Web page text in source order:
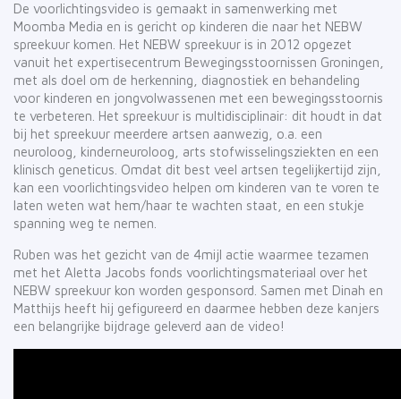
De voorlichtingsvideo is gemaakt in samenwerking met
Moomba Media en is gericht op kinderen die naar het NEBW
spreekuur komen. Het NEBW spreekuur is in 2012 opgezet
vanuit het expertisecentrum Bewegingsstoornissen Groningen,
met als doel om de herkenning, diagnostiek en behandeling
voor kinderen en jongvolwassenen met een bewegingsstoornis
te verbeteren. Het spreekuur is multidisciplinair: dit houdt in dat
bij het spreekuur meerdere artsen aanwezig, o.a. een
neuroloog, kinderneuroloog, arts stofwisselingsziekten en een
klinisch geneticus. Omdat dit best veel artsen tegelijkertijd zijn,
kan een voorlichtingsvideo helpen om kinderen van te voren te
laten weten wat hem/haar te wachten staat, en een stukje
spanning weg te nemen.
Ruben was het gezicht van de 4mijl actie waarmee tezamen
met het Aletta Jacobs fonds voorlichtingsmateriaal over het
NEBW spreekuur kon worden gesponsord. Samen met Dinah en
Matthijs heeft hij gefigureerd en daarmee hebben deze kanjers
een belangrijke bijdrage geleverd aan de video!